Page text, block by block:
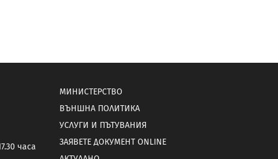
часа
МИНИСТЕРСТВО
ВЪНШНА ПОЛИТИКА
УСЛУГИ И ПЪТУВАНИЯ
ЗАЯВЕТЕ ДОКУМЕНТ ONLINE